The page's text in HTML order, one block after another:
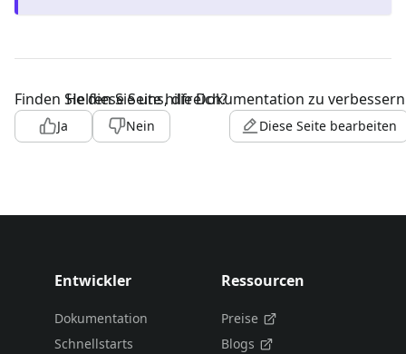
Finden Sie diese Seite hilfreich?
Ja Nein
Helfen Sie uns, die Dokumentation zu
Diese Seite bearbeiten
Entwickler
Dokumentation
Schnellstarts
Ressourcen
Preise
Blogs